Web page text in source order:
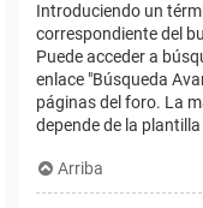
Introduciendo un
correspondiente del
Puede acceder a
enlace "Búsqueda
páginas del foro. La
depende de la
Arriba